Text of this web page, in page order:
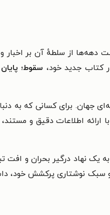
دهه‌ها از سلطهٔ آن بر اخبار
کتاب جدید خود، سقوط؛
جهان. برای کسانی که به
با ارائه اطلاعات دقیق و
یک نهاد درگیر بحران و افت
و سبک نوشتاری پرکشش خود،